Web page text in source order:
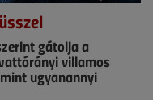
gátolja a
villamos
ugyanannyi